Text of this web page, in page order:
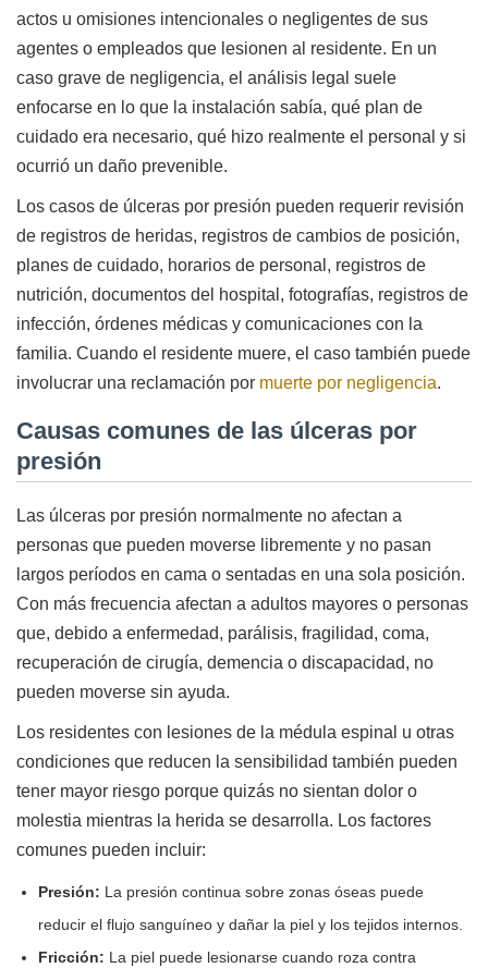
actos u omisiones intencionales o negligentes de sus
agentes o empleados que lesionen al residente. En un
caso grave de negligencia, el análisis legal suele
enfocarse en lo que la instalación sabía, qué plan de
cuidado era necesario, qué hizo realmente el personal y si
ocurrió un daño prevenible.
Los casos de úlceras por presión pueden requerir revisión
de registros de heridas, registros de cambios de posición,
planes de cuidado, horarios de personal, registros de
nutrición, documentos del hospital, fotografías, registros de
infección, órdenes médicas y comunicaciones con la
familia. Cuando el residente muere, el caso también puede
involucrar una reclamación por muerte por negligencia.
Causas comunes de las úlceras por
presión
Las úlceras por presión normalmente no afectan a
personas que pueden moverse libremente y no pasan
largos períodos en cama o sentadas en una sola posición.
Con más frecuencia afectan a adultos mayores o personas
que, debido a enfermedad, parálisis, fragilidad, coma,
recuperación de cirugía, demencia o discapacidad, no
pueden moverse sin ayuda.
Los residentes con lesiones de la médula espinal u otras
condiciones que reducen la sensibilidad también pueden
tener mayor riesgo porque quizás no sientan dolor o
molestia mientras la herida se desarrolla. Los factores
comunes pueden incluir:
Presión: La presión continua sobre zonas óseas puede
reducir el flujo sanguíneo y dañar la piel y los tejidos internos.
Fricción: La piel puede lesionarse cuando roza contra